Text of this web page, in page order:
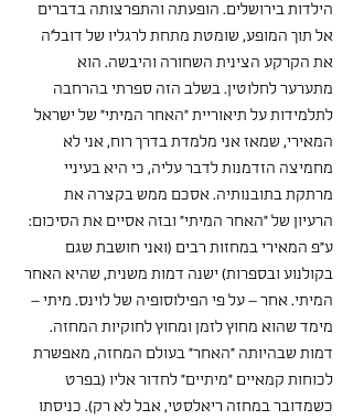
הילדות בירושלים. הופעתה והתפרצותה בדברים
אל תוך המופע, שומטת מתחת לרגליו של דובל'ה
את הקרקע הצינית השחורה והיבשה. הוא
מתערער לחלוטין. בשלב הזה ספרתי בהרחבה
לתלמידות על תיאוריית "האחר המיתי" של ישראל
המאירי, שמאז אני מלמדת בדרך רוח, אני לא
מחמיצה הזדמנות לדבר עליה, כי היא בעיניי
מרתקת בתובנותיה. אסכם ממש בקצרה את
הרעיון של "האחר המיתי" ובזה אסיים את הסיכום:
ע"פ המאירי במחזות רבים (ואני חושבת שגם
בקולנוע ובספרות) ישנה דמות משנית, שהיא האחר
המיתי. אחר – על פי הפילוסופיה של לוינס. מיתי –
מימד שהוא מחוץ לזמן ומחוץ לחוקיות המחזה.
דמות שבהיותה "האחר" בעולם המחזה, מאפשרת
לכוחות קמאיים "מיתיים" לחדור אליו (בפרט
כשמדובר במחזה ריאלסטי, אבל לא רק). כניסתו